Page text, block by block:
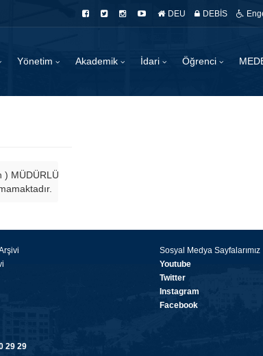
DEU DEBİS
Yönetim Akademik İdari Öğrenci
MÜDÜRLÜĞÜMÜZCE yapılacaktır. İkinci öğretim ve
Sosyal Medya Sayfalarımız
Youtube
Twitter
Instagram
Facebook
29 29